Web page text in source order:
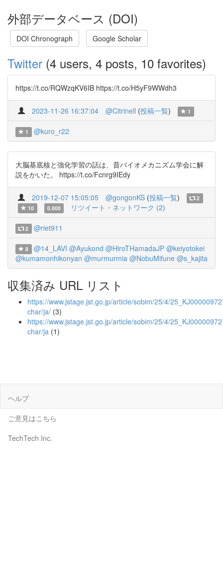
外部データベース (DOI)
DOI Chronograph Google Scholar
Twitter (4 users, 4 posts, 10 favorites)
https://t.co/RQWzqKV6IB https://t.co/H5yF9WWdh3
2023-11-26 16:37:04 @Citrinell (投稿一覧) 1
1 @kuro_r22
大脳基底核と強化学習の話は、昔バイオメカニズム学会に解
説をかいた。 https://t.co/Fcnrg9IEdy
2019-12-07 15:05:05 @gongonKS (投稿一覧)
2
10
0.000 リツイート・ネットワーク (2)
2 @riet911
8 @14_LAVI @Ayukond @HiroTHamadaJP @keiyotokei
@kumamonhikonyan @murmurmia @NobuMifune @s_kajita
収集済み URL リスト
https://www.jstage.jst.go.jp/article/sobim/25/4/
char/ja/ (3)
https://www.jstage.jst.go.jp/article/sobim/25/4/
char/ja (1)
ヘルプ
ご意見はこちら
TechTech Inc.